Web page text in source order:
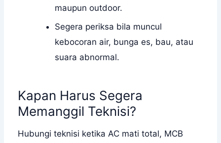
maupun outdoor.
Segera periksa bila muncul
kebocoran air, bunga es, bau, atau
suara abnormal.
Kapan Harus Segera
Memanggil Teknisi?
Hubungi teknisi ketika AC mati total, MCB